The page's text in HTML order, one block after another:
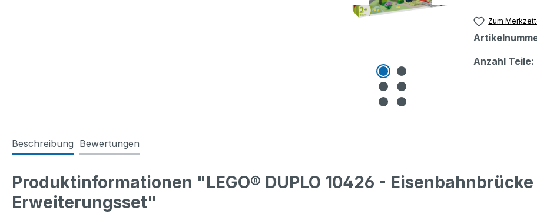
Zum
Anzahl Teile:
Beschreibung Bewertungen
Produktinformationen "LEGO® DUPLO 10426 -
Erweiterungsset"